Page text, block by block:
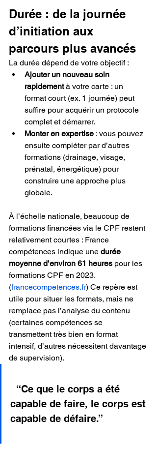
Durée : de la journée
d’initiation aux
parcours plus avancés
La durée dépend de votre objectif :
Ajouter un nouveau soin
rapidement à votre carte : un
format court (ex. 1 journée) peut
suffire pour acquérir un protocole
complet et démarrer.
Monter en expertise : vous pouvez
ensuite compléter par d’autres
formations (drainage, visage,
prénatal, énergétique) pour
construire une approche plus
globale.
À l’échelle nationale, beaucoup de
formations financées via le CPF restent
relativement courtes : France
compétences indique une durée
moyenne d’environ 61 heures pour les
formations CPF en 2023.
(francecompetences.fr) Ce repère est
utile pour situer les formats, mais ne
remplace pas l’analyse du contenu
(certaines compétences se
transmettent très bien en format
intensif, d’autres nécessitent davantage
de supervision).
capable de faire, le corps est